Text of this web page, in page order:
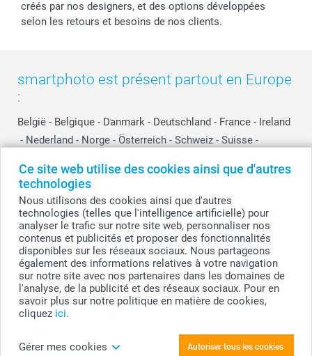
Ce site web utilise des cookies ainsi que d'autres
technologies
Nous utilisons des cookies ainsi que d'autres
technologies (telles que l'intelligence artificielle) pour
analyser le trafic sur notre site web, personnaliser nos
contenus et publicités et proposer des fonctionnalités
disponibles sur les réseaux sociaux. Nous partageons
également des informations relatives à votre navigation
sur notre site avec nos partenaires dans les domaines de
l'analyse, de la publicité et des réseaux sociaux. Pour en
savoir plus sur notre politique en matière de cookies,
cliquez ici.
Gérer mes cookies Autoriser tous les cookies
créés par nos designers, et des options développées
selon les retours et besoins de nos clients.
smartphoto est présent partout en Europe
:
België - Belgique - Danmark - Deutschland - France - Ireland
- Nederland - Norge - Österreich - Schweiz - Suisse -
Other Countries
© smartphoto group. Tous droits réservés
smartphoto group SA.
Siège social : Kwatrechtsteenweg 160, 9230 Wetteren, Belgique
Numéro de TVA BE 0405.706.755
Numéro d'entreprise 0405.706.755.
Tous les prix sont en EURO (€), TVA incluse et hors frais de port.